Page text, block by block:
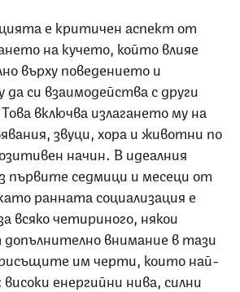
е критичен аспект от
на кучето, който влияе
върху поведението и
си взаимодейства с други
включва излагането му на
звуци, хора и животни по
начин. В идеалния
първите седмици и месеци от
ранната социализация е
всяко четириного, някои
допълнително внимание в тази
им черти, които най-
енергийни нива, силни